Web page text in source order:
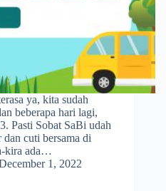
ya, kita sudah
beberapa hari lagi,
Pasti Sobat SaBi udah
dan cuti bersama di
kira ada…
1, 2022